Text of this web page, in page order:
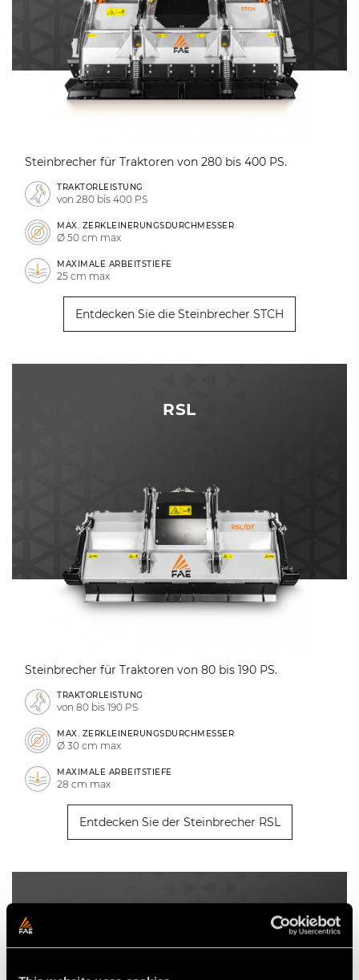
Steinbrecher für Traktoren von 280 bis 400 PS.
TRAKTORLEISTUNG
von 280 bis 400 PS
MAX. ZERKLEINERUNGSDURCHMESSER
Ø 50 cm max
MAXIMALE ARBEITSTIEFE
25 cm max
Entdecken Sie die Steinbrecher STCH
RSL
Steinbrecher für Traktoren von 80 bis 190 PS.
TRAKTORLEISTUNG
von 80 bis 190 PS
MAX. ZERKLEINERUNGSDURCHMESSER
Ø 30 cm max
MAXIMALE ARBEITSTIEFE
28 cm max
Entdecken Sie der Steinbrecher RSL